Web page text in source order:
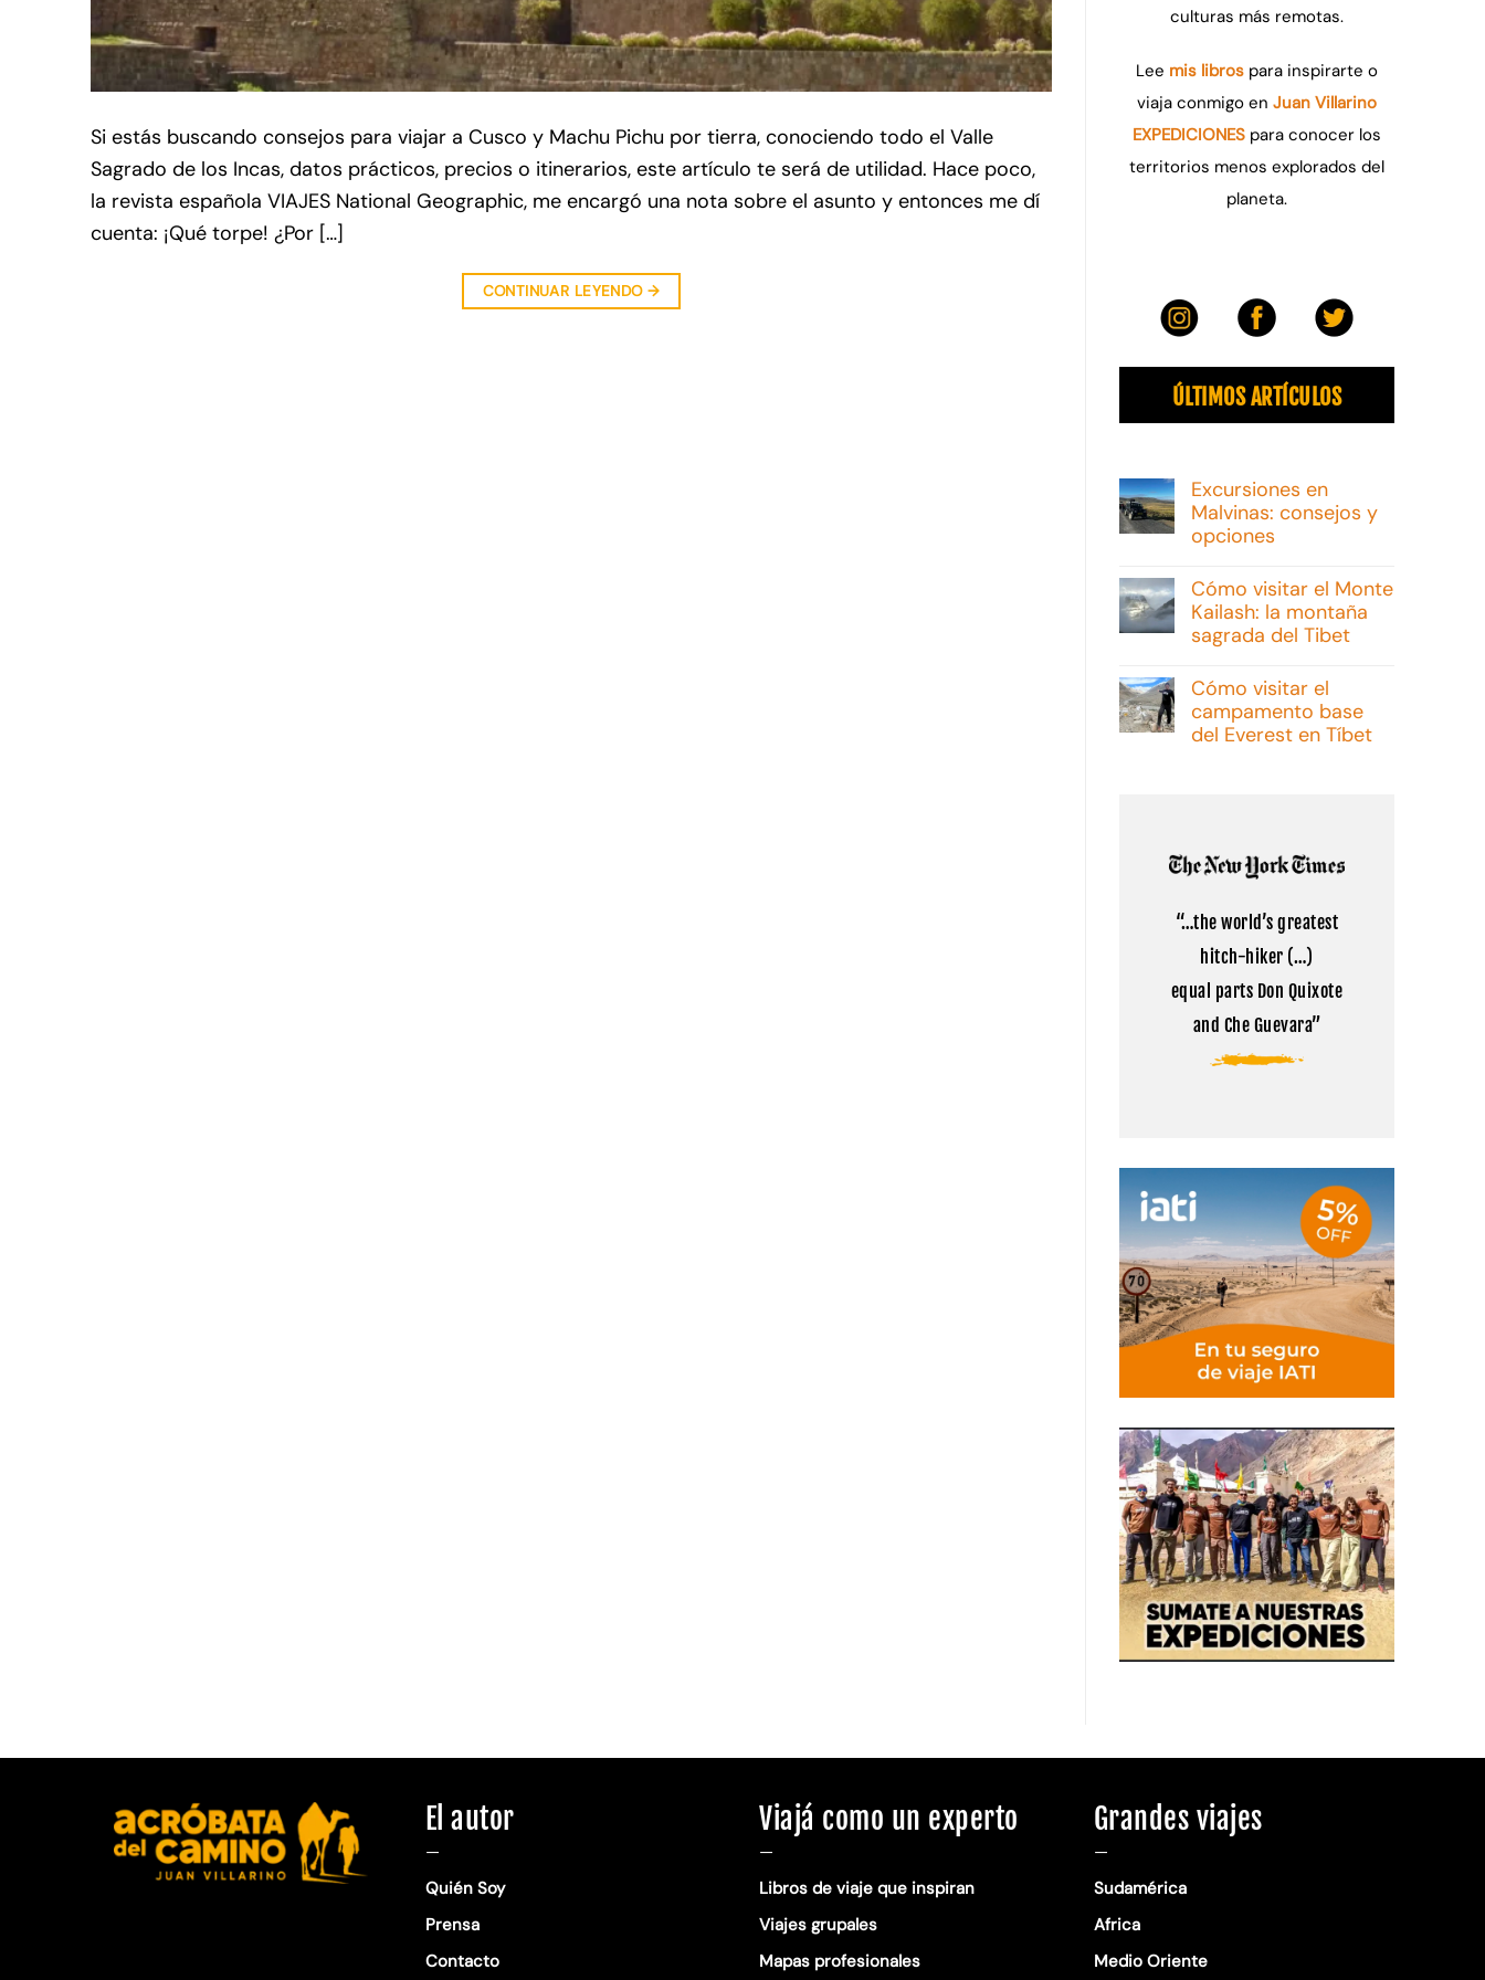
Si estás buscando consejos para viajar a Cusco y Machu Pichu por tierra, conociendo todo el Valle
Sagrado de los Incas, datos prácticos, precios o itinerarios, este artículo te será de utilidad. Hace poco,
la revista española VIAJES National Geographic, me encargó una nota sobre el asunto y entonces me dí
cuenta: ¡Qué torpe! ¿Por […]
CONTINUAR LEYENDO →
culturas más remotas.
Lee mis libros para inspirarte o
viaja conmigo en Juan Villarino
EXPEDICIONES para conocer los
territorios menos explorados del
planeta.
ÚLTIMOS ARTÍCULOS
Excursiones en
Malvinas: consejos y
opciones
hay
comentarios
en
Excursiones
en
y
opciones
Cómo visitar el Monte
Kailash: la montaña
sagrada del Tibet
hay
comentarios
en
Cómo
visitar
del
Tibet
Cómo visitar el
campamento base
del Everest en Tíbet
el
campamento
Everest
Tíbet
“…the world’s greatest
hitch-hiker (…)
equal parts Don Quixote
and Che Guevara”
El autor
—
Quién Soy
Prensa
Contacto
Viajá como un experto
—
Libros de viaje que inspiran
Viajes grupales
Mapas profesionales
Grandes viajes
—
Sudamérica
Africa
Medio Oriente